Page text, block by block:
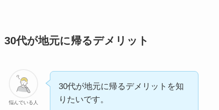
30代が地元に帰るデメリット
悩んでいる人
30代が地元に帰るデメリットを知
りたいです。